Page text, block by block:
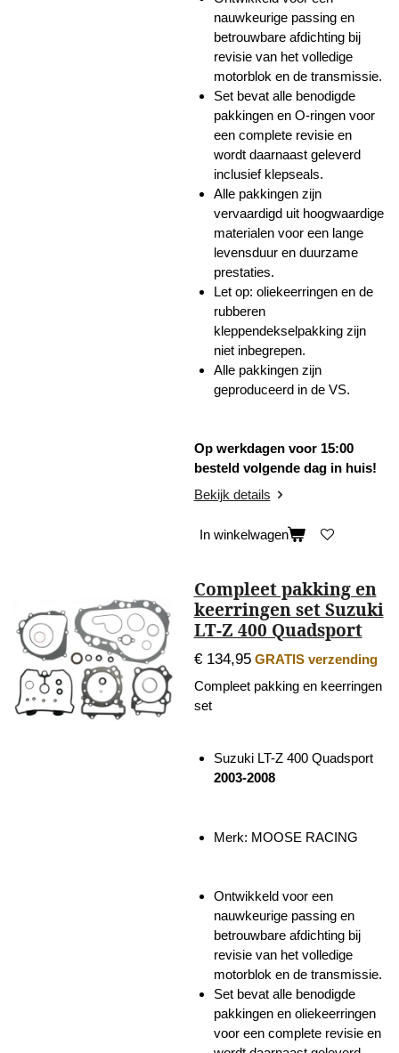
nauwkeurige passing en
betrouwbare afdichting bij
revisie van het volledige
motorblok en de transmissie.
Set bevat alle benodigde
pakkingen en O-ringen voor
een complete revisie en
wordt daarnaast geleverd
inclusief klepseals.
Alle pakkingen zijn
vervaardigd uit hoogwaardige
materialen voor een lange
levensduur en duurzame
prestaties.
Let op: oliekeerringen en de
rubberen
kleppendekselpakking zijn
niet inbegrepen.
Alle pakkingen zijn
geproduceerd in de VS.
Op werkdagen voor 15:00
besteld volgende dag in huis!
Bekijk details
In winkelwagen
Compleet pakking en
keerringen set Suzuki
LT-Z 400 Quadsport
€ 134,95 GRATIS verzending
Compleet pakking en keerringen
set
Suzuki LT-Z 400 Quadsport
2003-2008
Merk: MOOSE RACING
Ontwikkeld voor een
nauwkeurige passing en
betrouwbare afdichting bij
revisie van het volledige
motorblok en de transmissie.
Set bevat alle benodigde
pakkingen en oliekeerringen
voor een complete revisie en